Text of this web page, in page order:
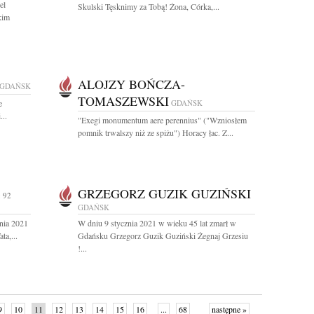
Skulski Tęsknimy za Tobą! Żona, Córka,...
GDAŃSK
ALOJZY BOŃCZA-
TOMASZEWSKI GDAŃSK
"Exegi monumentum aere perennius" ("Wzniosłem
pomnik trwalszy niż ze spiżu") Horacy łac. Z...
92
2021
GRZEGORZ GUZIK GUZIŃSKI
GDAŃSK
W dniu 9 stycznia 2021 w wieku 45 lat zmarł w
Gdańsku Grzegorz Guzik Guziński Żegnaj Grzesiu
!...
10 11 12 13 14 15 16 ... 68 następne »